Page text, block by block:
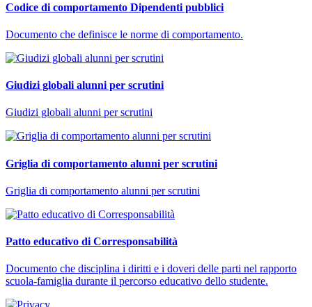
Codice di comportamento Dipendenti pubblici
Documento che definisce le norme di comportamento.
Giudizi globali alunni per scrutini
Giudizi globali alunni per scrutini
Griglia di comportamento alunni per scrutini
Griglia di comportamento alunni per scrutini
Patto educativo di Corresponsabilità
Documento che disciplina i diritti e i doveri delle parti nel rapporto
scuola-famiglia durante il percorso educativo dello studente.